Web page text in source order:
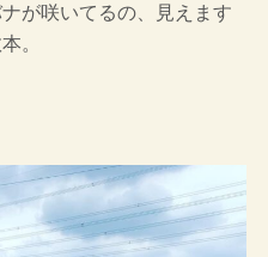
が咲いてるの、見えます
。